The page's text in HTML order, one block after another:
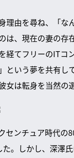
理由を尋ね、「な
は、現在の妻の存
経てフリーのITコ
という夢を共有し
女は転身を当然の
センチュア時代の
。しかし、深澤